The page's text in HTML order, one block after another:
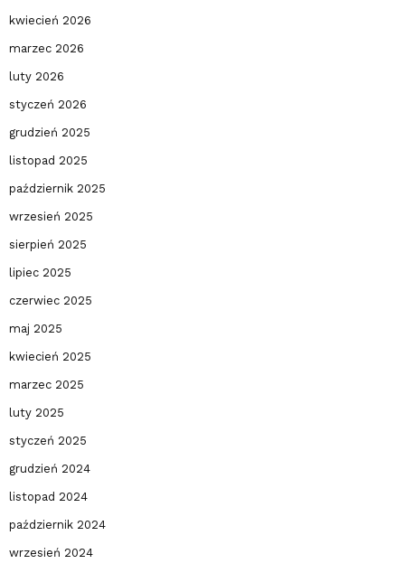
kwiecień 2026
marzec 2026
luty 2026
styczeń 2026
grudzień 2025
listopad 2025
październik 2025
wrzesień 2025
sierpień 2025
lipiec 2025
czerwiec 2025
maj 2025
kwiecień 2025
marzec 2025
luty 2025
styczeń 2025
grudzień 2024
listopad 2024
październik 2024
wrzesień 2024